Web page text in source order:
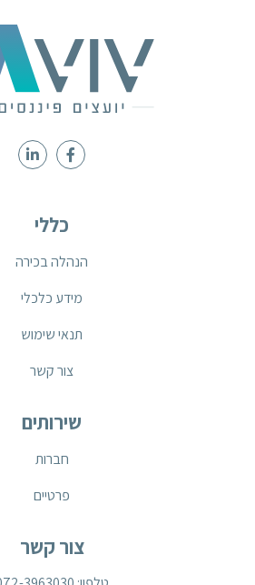
כללי
הנהלה בכירה
מידע כלכלי
תנאי שימוש
צור קשר
שירותים
חברות
פרטיים
צור קשר